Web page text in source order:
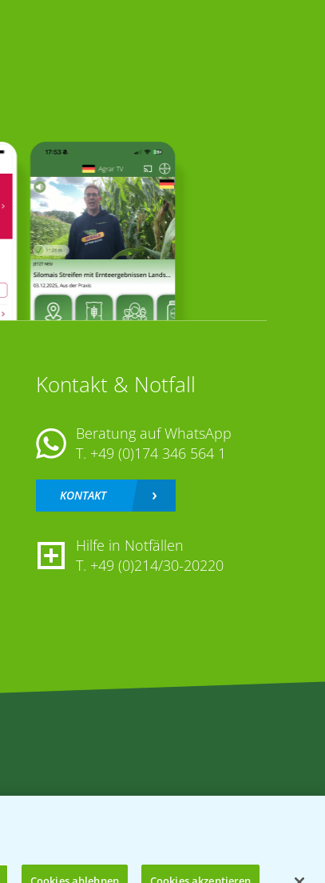
Kontakt & Notfall
Beratung auf WhatsApp
T. +49 (0)174 346 564 1
KONTAKT
Hilfe in Notfällen
T. +49 (0)214/30-20220